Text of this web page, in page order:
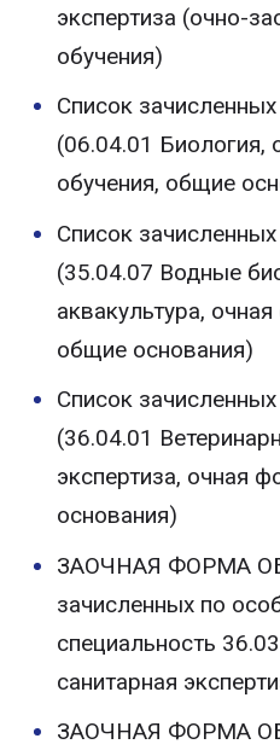
экспертиза (очно-
обучения)
Список
(06.04.01 Биология,
обучения, общие
Список
(35.04.07 Водные
аквакультура,
общие основания)
Список
(36.04.01
экспертиза, очная
основания)
ЗАОЧНАЯ ФОРМА
зачисленных по
специальность
санитарная
ЗАОЧНАЯ ФОРМА